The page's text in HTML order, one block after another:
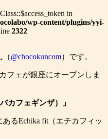
in
wp-content/plugins/yyi-
2322
（@chocokuncom）です。
フェが銀座にオープンしま
カフェギンザ）」
るEchika fit（エチカフィッ